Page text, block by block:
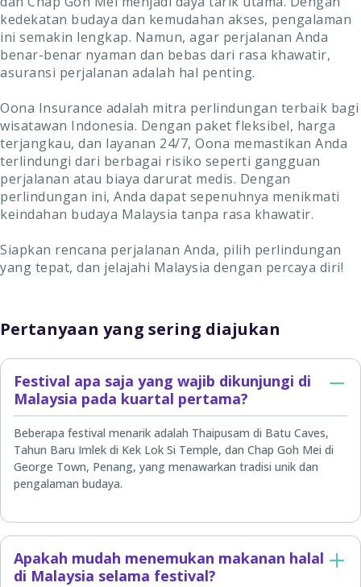
kedekatan budaya dan kemudahan akses, pengalaman
ini semakin lengkap. Namun, agar perjalanan Anda
benar-benar nyaman dan bebas dari rasa khawatir,
asuransi perjalanan adalah hal penting.
Oona Insurance adalah mitra perlindungan terbaik bagi
wisatawan Indonesia. Dengan paket fleksibel, harga
terjangkau, dan layanan 24/7, Oona memastikan Anda
terlindungi dari berbagai risiko seperti gangguan
perjalanan atau biaya darurat medis. Dengan
perlindungan ini, Anda dapat sepenuhnya menikmati
keindahan budaya Malaysia tanpa rasa khawatir.
Siapkan rencana perjalanan Anda, pilih perlindungan
yang tepat, dan jelajahi Malaysia dengan percaya diri!
Pertanyaan yang sering diajukan
Festival apa saja yang wajib dikunjungi di
Malaysia pada kuartal pertama?
Beberapa festival menarik adalah Thaipusam di Batu Caves,
Tahun Baru Imlek di Kek Lok Si Temple, dan Chap Goh Mei di
George Town, Penang, yang menawarkan tradisi unik dan
pengalaman budaya.
Apakah mudah menemukan makanan halal
di Malaysia selama festival?